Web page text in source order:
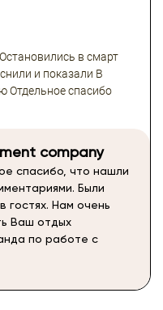
в смарт
и показали В
Отдельное спасибо
company
спасибо, что нашли
Были
гостях. Нам очень
Ваш отдых
по работе с